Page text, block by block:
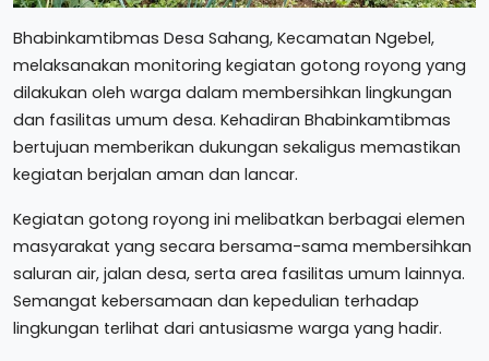
Bhabinkamtibmas Desa Sahang, Kecamatan Ngebel,
melaksanakan monitoring kegiatan gotong royong yang
dilakukan oleh warga dalam membersihkan lingkungan
dan fasilitas umum desa. Kehadiran Bhabinkamtibmas
bertujuan memberikan dukungan sekaligus memastikan
kegiatan berjalan aman dan lancar.
Kegiatan gotong royong ini melibatkan berbagai elemen
masyarakat yang secara bersama-sama membersihkan
saluran air, jalan desa, serta area fasilitas umum lainnya.
Semangat kebersamaan dan kepedulian terhadap
lingkungan terlihat dari antusiasme warga yang hadir.